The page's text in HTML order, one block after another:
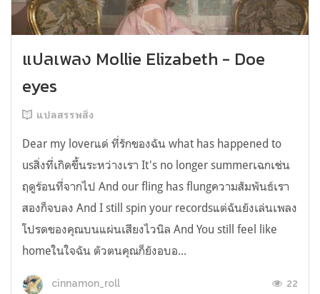
แปลเพลง Mollie Elizabeth - Doe
eyes
แปลสรรพสิ่ง
Dear my loverแด่ ที่รักของฉัน what has happened to
usสิ่งที่เกิดขึ้นระหว่างเรา It's no longer summerเฉกเช่น
ฤดูร้อนที่จากไป And our fling has flungความสัมพันธ์เรา
สองก็จบลง And I still spin your recordsแต่ฉันยังเล่นเพลง
โปรดของคุณบนแผ่นเสียงไวนิล And You still feel like
homeในใจฉัน ตัวตนคุณก็ยังอบอ...
cinnamon_roll 22